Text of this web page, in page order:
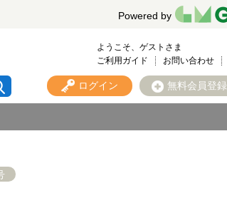
Powered by
ようこそ、ゲストさま
ご利用ガイド
お問い合わせ
ログイン 無料会員登録